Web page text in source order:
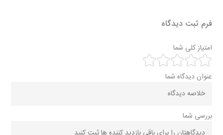
فرم ثبت دیدگاه
امتیاز کلی شما
عنوان دیدگاه شما
بررسی شما